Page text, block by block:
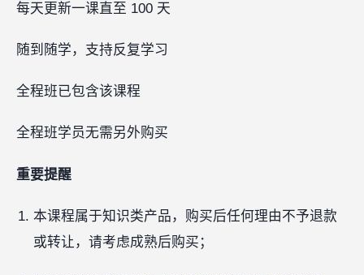
每天更新一课直至 100 天
随到随学，支持反复学习
全程班已包含该课程
全程班学员无需另外购买
重要提醒
本课程属于知识类产品，购买后任何理由不予退款
或转让，请考虑成熟后购买；